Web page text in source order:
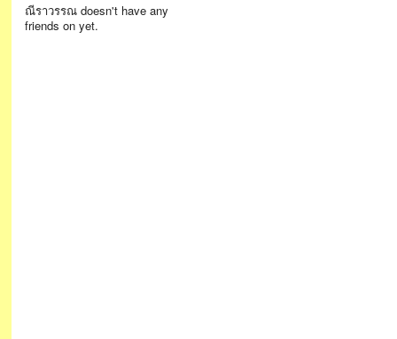
ณีราวรรณ doesn't have any
friends on yet.